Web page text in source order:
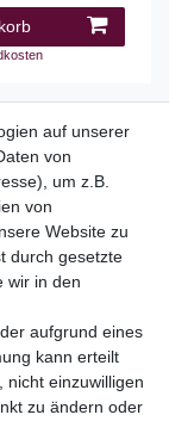
auf unserer
von
um z.B.
von
Website zu
durch gesetzte
wir in den
aufgrund eines
kann erteilt
nicht einzuwilligen
zu ändern oder